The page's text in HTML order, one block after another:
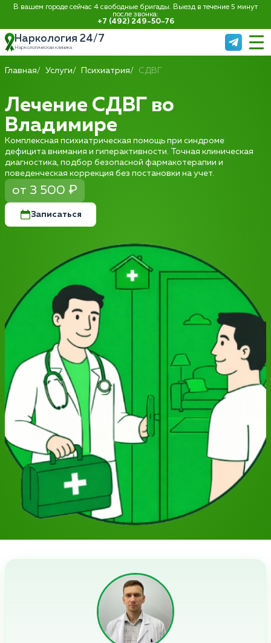
В вашем городе сейчас 4 свободные бригады. Выезд в течение 5 минут
после звонка:
+7 (492) 249-50-76
Наркология 24/7
Наркологическая клиника
Главная Услуги Психиатрия СДВГ
Лечение СДВГ во
Владимире
Комплексная психиатрическая помощь при синдроме
дефицита внимания и гиперактивности. Точная клиническая
диагностика, подбор безопасной фармакотерапии и
поведенческая коррекция без постановки на учет.
от 3 500 ₽
Записаться